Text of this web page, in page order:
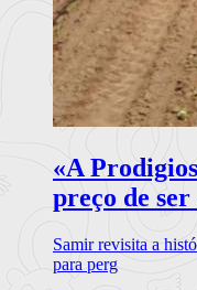
«A
preço de
Samir revisita a
para perg